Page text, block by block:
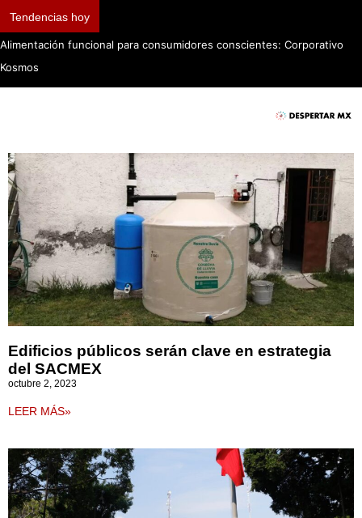
Tendencias hoy
Alimentación funcional para consumidores conscientes: Corporativo
Kosmos
Edificios públicos serán clave en estrategia
del SACMEX
octubre 2, 2023
LEER MÁS»